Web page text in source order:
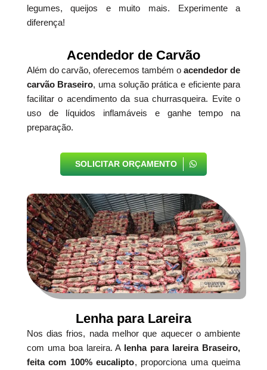
legumes, queijos e muito mais. Experimente a
diferença!
Acendedor de Carvão
Além do carvão, oferecemos também oacendedor de
carvão Braseiro, uma solução prática e eficiente para
facilitar o acendimento da sua churrasqueira. Evite o
uso de líquidos inflamáveis e ganhe tempo na
preparação.
SOLICITAR ORÇAMENTO
Lenha para Lareira
Nos dias frios, nada melhor que aquecer o ambiente
com uma boa lareira. A lenha para lareira Braseiro,
feita com 100% eucalipto, proporciona uma queima